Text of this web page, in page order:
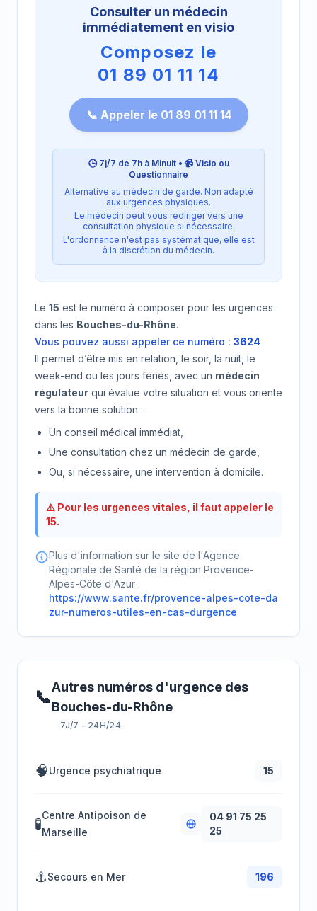
Consulter un médecin
immédiatement en visio
Composez le
01 89 01 11 14
📞 Appeler le 01 89 01 11 14
🕒 7j/7 de 7h à Minuit • 📹 Visio ou
Questionnaire
Alternative au médecin de garde. Non adapté
aux urgences physiques.
Le médecin peut vous rediriger vers une
consultation physique si nécessaire.
L'ordonnance n'est pas systématique, elle est
à la discrétion du médecin.
Le 15 est le numéro à composer pour les urgences
dans les Bouches-du-Rhône.
Vous pouvez aussi appeler ce numéro : 3624
Il permet d’être mis en relation, le soir, la nuit, le
week-end ou les jours fériés, avec un médecin
régulateur qui évalue votre situation et vous oriente
vers la bonne solution :
Un conseil médical immédiat,
Une consultation chez un médecin de garde,
Ou, si nécessaire, une intervention à domicile.
⚠️ Pour les urgences vitales, il faut appeler le
15.
Plus d'information sur le site de l'Agence
Régionale de Santé de la région Provence-
Alpes-Côte d'Azur :
https://www.sante.fr/provence-alpes-cote-da
zur-numeros-utiles-en-cas-durgence
📞Autres numéros d'urgence des
Bouches-du-Rhône
7J/7 - 24H/24
🧠Urgence psychiatrique 15
🧪
Centre Antipoison de
Marseille
04 91 75 25
25
⚓Secours en Mer 196